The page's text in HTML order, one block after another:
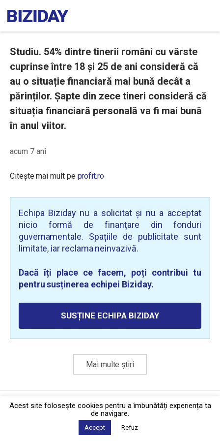
Studiu. 54% dintre tinerii români cu vârste
cuprinse între 18 și 25 de ani consideră că
au o situație financiară mai bună decât a
părinților. Șapte din zece tineri consideră că
situația financiară personală va fi mai bună
în anul viitor.
acum 7 ani
Citește mai mult pe profit.ro
Echipa Biziday nu a solicitat și nu a acceptat
nicio formă de finanțare din fonduri
guvernamentale. Spațiile de publicitate sunt
limitate, iar reclama neinvazivă.
Dacă îți place ce facem, poți contribui tu
pentru susținerea echipei Biziday.
SUSȚINE ECHIPA BIZIDAY
Mai multe știri
Politica de confidențialitate·Contact
2026 © Biziday
Acest site foloseşte cookies pentru a îmbunătăți experiența ta
de navigare.
Accept Refuz